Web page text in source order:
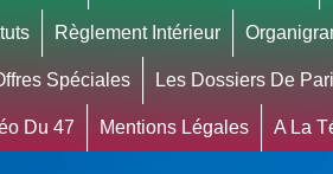
Règlement Intérieur
Spéciales Les Dossiers De
Du 47 Mentions Légales A La